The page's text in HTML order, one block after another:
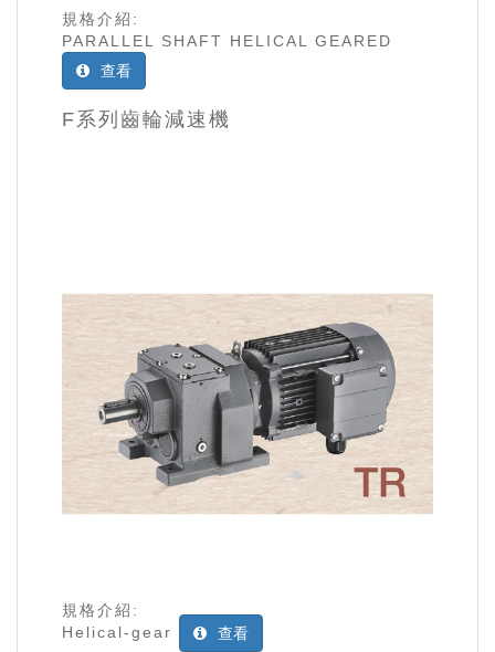
規格介紹:
PARALLEL SHAFT HELICAL GEARED
查看
F系列齒輪減速機
規格介紹:
Helical-gear
查看